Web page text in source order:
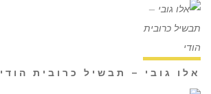
אלו גובי – תבשיל כרובית הודי